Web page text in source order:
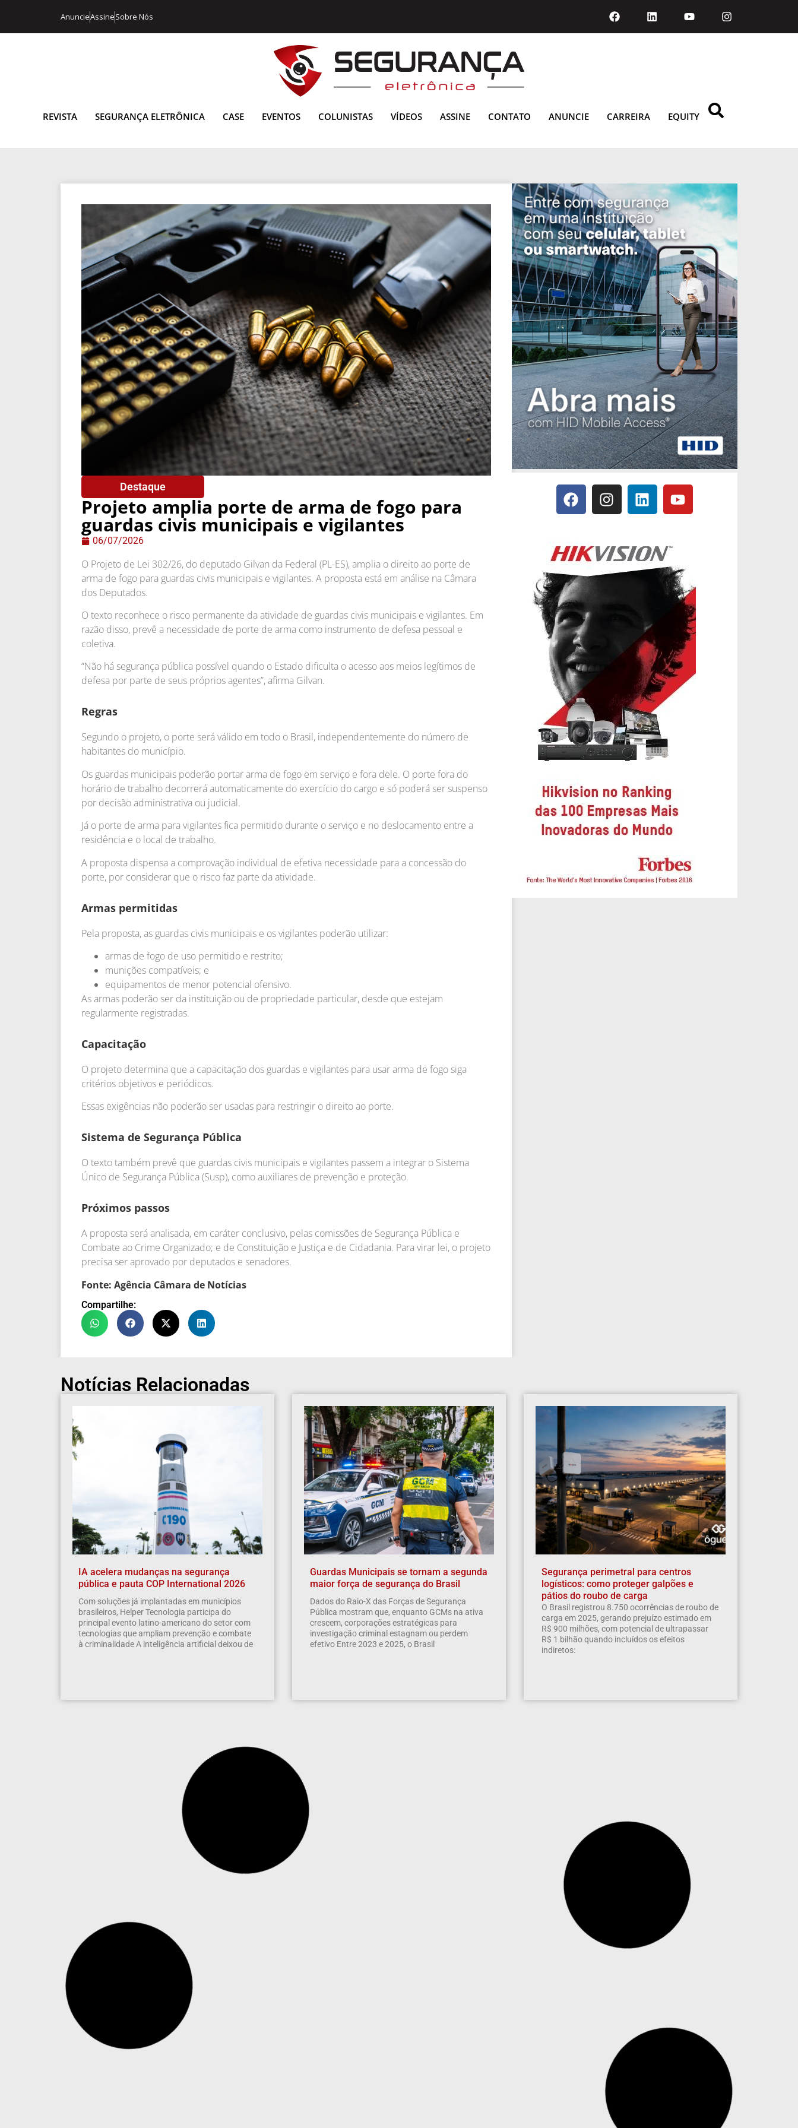
AnuncieAssineSobre Nós
REVISTA SEGURANÇA ELETRÔNICA CASE EVENTOS COLUNISTAS VÍDEOS ASSINE CONTATO ANUNCIE CARREIRA EQUITY
Destaque
Projeto amplia porte de arma de fogo para
guardas civis municipais e vigilantes
06/07/2026
O Projeto de Lei 302/26, do deputado Gilvan da Federal (PL-ES), amplia o direito ao porte de
arma de fogo para guardas civis municipais e vigilantes. A proposta está em análise na Câmara
dos Deputados.
O texto reconhece o risco permanente da atividade de guardas civis municipais e vigilantes. Em
razão disso, prevê a necessidade de porte de arma como instrumento de defesa pessoal e
coletiva.
“Não há segurança pública possível quando o Estado dificulta o acesso aos meios legítimos de
defesa por parte de seus próprios agentes”, afirma Gilvan.
Regras
Segundo o projeto, o porte será válido em todo o Brasil, independentemente do número de
habitantes do município.
Os guardas municipais poderão portar arma de fogo em serviço e fora dele. O porte fora do
horário de trabalho decorrerá automaticamente do exercício do cargo e só poderá ser suspenso
por decisão administrativa ou judicial.
Já o porte de arma para vigilantes fica permitido durante o serviço e no deslocamento entre a
residência e o local de trabalho.
A proposta dispensa a comprovação individual de efetiva necessidade para a concessão do
porte, por considerar que o risco faz parte da atividade.
Armas permitidas
Pela proposta, as guardas civis municipais e os vigilantes poderão utilizar:
armas de fogo de uso permitido e restrito;
munições compatíveis; e
equipamentos de menor potencial ofensivo.
As armas poderão ser da instituição ou de propriedade particular, desde que estejam
regularmente registradas.
Capacitação
O projeto determina que a capacitação dos guardas e vigilantes para usar arma de fogo siga
critérios objetivos e periódicos.
Essas exigências não poderão ser usadas para restringir o direito ao porte.
Sistema de Segurança Pública
O texto também prevê que guardas civis municipais e vigilantes passem a integrar o Sistema
Único de Segurança Pública (Susp), como auxiliares de prevenção e proteção.
Próximos passos
A proposta será analisada, em caráter conclusivo, pelas comissões de Segurança Pública e
Combate ao Crime Organizado; e de Constituição e Justiça e de Cidadania. Para virar lei, o projeto
precisa ser aprovado por deputados e senadores.
Fonte: Agência Câmara de Notícias
Compartilhe:
Notícias Relacionadas
IA acelera mudanças na segurança
pública e pauta COP International 2026
Com soluções já implantadas em municípios
brasileiros, Helper Tecnologia participa do
principal evento latino-americano do setor com
tecnologias que ampliam prevenção e combate
à criminalidade A inteligência artificial deixou de
Guardas Municipais se tornam a segunda
maior força de segurança do Brasil
Dados do Raio-X das Forças de Segurança
Pública mostram que, enquanto GCMs na ativa
crescem, corporações estratégicas para
investigação criminal estagnam ou perdem
efetivo Entre 2023 e 2025, o Brasil
Segurança perimetral para centros
logísticos: como proteger galpões e
pátios do roubo de carga
O Brasil registrou 8.750 ocorrências de roubo de
carga em 2025, gerando prejuízo estimado em
R$ 900 milhões, com potencial de ultrapassar
R$ 1 bilhão quando incluídos os efeitos
indiretos: